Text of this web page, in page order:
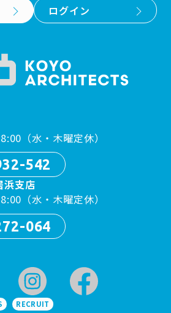
ログイン
（水・木曜定休）
542
浜支店
（水・木曜定休）
064
RECRUIT